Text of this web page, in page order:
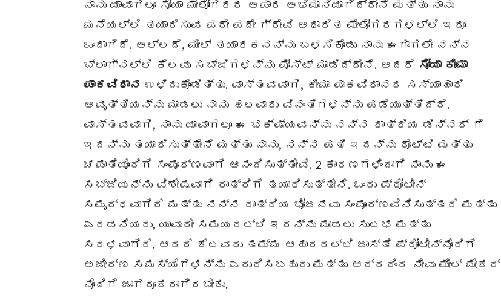
ನಾನು ಯಾವಾಗಲೂ ಸೋಯಾ ಮೇಲೋಗರದ ಅಪಾರ ಅಭಿಮಾನಿಯಾಗಿದ್ದೇನೆ ಮತ್ತು ನಾನು
ಮನೆಯಲ್ಲಿ ತಯಾರಿಸುವ ಪದೇ ಪದೇ ಗ್ರೇವಿ ಆಧಾರಿತ ಮೇಲೋಗರಗಳಲ್ಲಿ ಇದೂ
ಒಂದಾಗಿದೆ. ಅಲ್ಲದೆ, ಮೀಲ್ ತಯಾರಕನನ್ನು ಬಳಸಿಕೊಂಡು ನಾನು ಈಗಾಗಲೇ ನನ್ನ
ಬ್ಲಾಗ್‌ನಲ್ಲಿ ಕೆಲವು ಸಬ್ಜಿಗಳನ್ನು ಪೋಸ್ಟ್ ಮಾಡಿದ್ದೇನೆ. ಆದರೆ ಸೋಯಾ ಕೀಮಾ
ಪಾಕವಿಧಾನ ಉಳಿದುಕೊಂಡಿತ್ತು. ವಾಸ್ತವವಾಗಿ, ಕೀಮಾ ಪಾಕವಿಧಾನದ ಸಸ್ಯಾಹಾರಿ
ಆವೃತ್ತಿಯನ್ನು ಮಾಡಲು ನಾನು ಹಲವಾರು ವಿನಂತಿಗಳನ್ನು ಪಡೆಯುತ್ತಿದ್ದೆ.
ವಾಸ್ತವವಾಗಿ, ನಾನು ಯಾವಾಗಲೂ ಈ ಭಕ್ಷ್ಯವನ್ನು ನನ್ನ ರಾತ್ರಿಯ ಡಿನ್ನರ್ ಗೆ
ಇದನ್ನು ತಯಾರಿಸುತ್ತೇನೆ ಮತ್ತು ನಾನು, ನನ್ನ ಪತಿ ಇದನ್ನು ರೊಟ್ಟಿ ಮತ್ತು
ಚಪಾತಿಯೊಂದಿಗೆ ಸಂಪೂರ್ಣವಾಗಿ ಆನಂದಿಸುತ್ತೇವೆ. 2 ಕಾರಣಗಳಿಂದಾಗಿ ನಾನು ಈ
ಸಬ್ಜಿಯನ್ನು ವಿಶೇಷವಾಗಿ ರಾತ್ರಿಗೆ ತಯಾರಿಸುತ್ತೇನೆ. ಒಂದು ಪ್ರೋಟೀನ್
ಸಮೃದ್ಧವಾಗಿದೆ ಮತ್ತು ನನ್ನ ರಾತ್ರಿಯ ಭೋಜನವು ಸಂಪೂರ್ಣವೆನಿಸುತ್ತದೆ ಮತ್ತು
ಎರಡನೆಯದು, ಯಾವುದೇ ಸಮಯದಲ್ಲಿ ಇದನ್ನು ಮಾಡಲು ಸುಲಭ ಮತ್ತು
ಸರಳವಾಗಿದೆ. ಆದರೆ ಕೆಲವರು ತಮ್ಮ ಆಹಾರದಲ್ಲಿ ಜಾಸ್ತಿ ಪ್ರೋಟೀನ್‌ನೊಂದಿಗೆ
ಅಜೀರ್ಣ ಸಮಸ್ಯೆಗಳನ್ನು ಎದುರಿಸಬಹುದು ಮತ್ತು ಆದ್ದರಿಂದ ನೀವು ಮೀಲ್ ಮೇಕರ್
ನೊಂದಿಗೆ ಜಾಗರೂಕರಾಗಿರಬೇಕು.